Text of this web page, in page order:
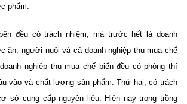
phẩm.
đều có trách nhiệm, mà trước hết là doanh
ăn, người nuôi và cả doanh nghiệp thu mua chế
nghiệp thu mua chế biến đều có phòng thí
vào và chất lượng sản phẩm. Thứ hai, có trách
sở cung cấp nguyên liệu. Hiện nay trong trồng